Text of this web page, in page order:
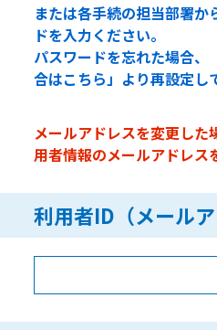
または各手続の担当部署か
ドを入力ください。
パスワードを忘れた場合、
合はこちら」より再設定し
メールアドレスを変更した
用者情報のメールアドレス
利用者ID（メールア